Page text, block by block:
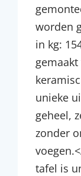
worden
in kg:
unieke
geheel,
zonder
tafel is